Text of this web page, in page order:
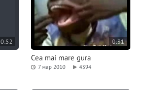
0:52 0:31
Cea mai mare gura
7 мар 2010 4394